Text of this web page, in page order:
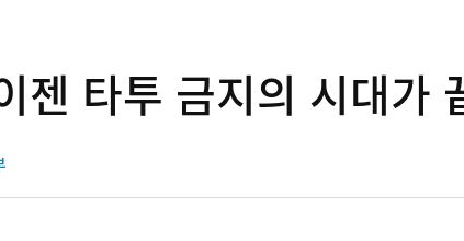
젠 타투 금지의 시대가